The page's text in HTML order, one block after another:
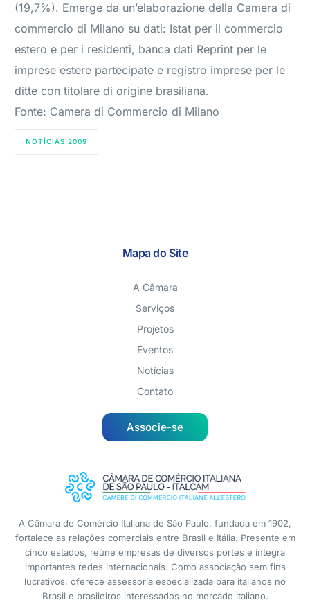
(19,7%). Emerge da un’elaborazione della Camera di
commercio di Milano su dati: Istat per il commercio
estero e per i residenti, banca dati Reprint per le
imprese estere partecipate e registro imprese per le
ditte con titolare di origine brasiliana.
Fonte: Camera di Commercio di Milano
NOTÍCIAS 2009
Mapa do Site
A Câmara
Serviços
Projetos
Eventos
Notícias
Contato
Associe-se
A Câmara de Comércio Italiana de São Paulo, fundada em 1902,
fortalece as relações comerciais entre Brasil e Itália. Presente em
cinco estados, reúne empresas de diversos portes e integra
importantes redes internacionais. Como associação sem fins
lucrativos, oferece assessoria especializada para italianos no
Brasil e brasileiros interessados no mercado italiano.